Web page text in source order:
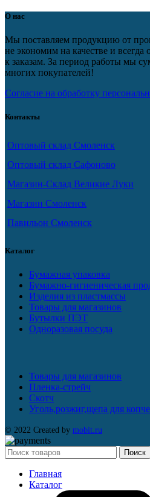
О нас
Мы поставляем продукцию от
не экономим на качестве и всегда
к заказам. За период работы мы
многих покупателей!
Согласие на обработку
Контакты
Оптовый склад Смоленск
Оптовый склад Сафоново
Магазин-Склад Великие Луки
Магазин Смоленск
Павильон Смоленск
Каталог
Бумажная упаковка
Бумажно-гигиеническая
Изделия из пластмассы
Товары для магазинов
Бутылки ПЭТ
Одноразовая посуда
Товары для магазинов
Пленка-стрейч
Скотч
Уголь,розжиг,щепа для
© 2022 Created by mobit.ru
Поиск
Главная
Каталог